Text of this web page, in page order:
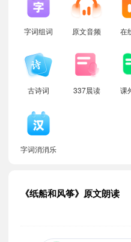
字词组词 原文音频 在
古诗词 337晨读 课
字词消消乐
《纸船和风筝》原文朗读